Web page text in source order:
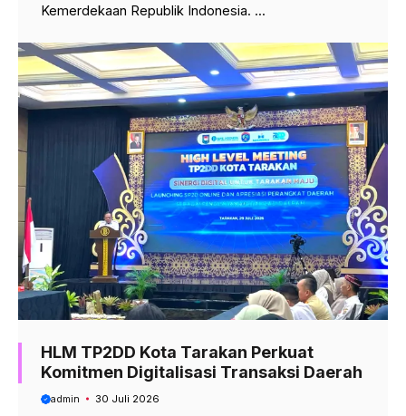
Kemerdekaan Republik Indonesia. ...
HLM TP2DD Kota Tarakan Perkuat
Komitmen Digitalisasi Transaksi Daerah
admin 30 Juli 2026